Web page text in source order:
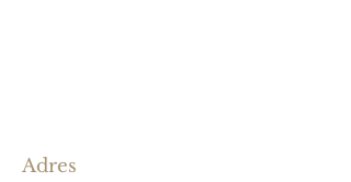
Adres